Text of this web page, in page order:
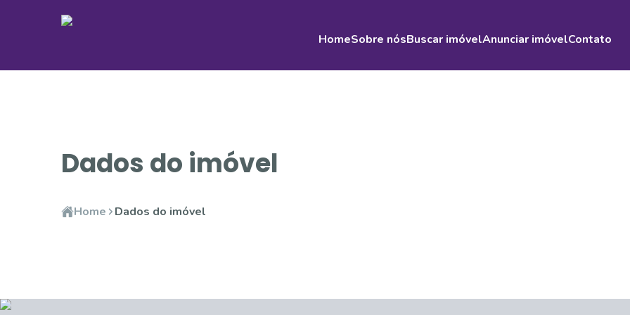
HomeSobre nósBuscar imóvelAnunciar imóvelContato
Dados do imóvel
Home Dados do imóvel